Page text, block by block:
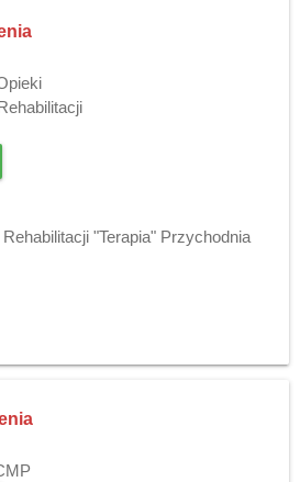
"Terapia" Przychodnia